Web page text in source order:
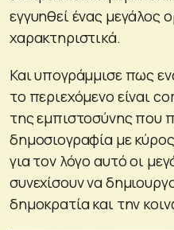
εγγυηθεί ένας μεγάλος
χαρακτηριστικά.
Και υπογράμμισε πως
το περιεχόμενο είναι
της εμπιστοσύνης που
δημοσιογραφία με
για τον λόγο αυτό οι
συνεχίσουν να
δημοκρατία και την